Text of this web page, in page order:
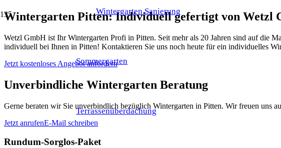
Wintergarten Sanierung
Sommergarten
Terrassenüberdachung
Wintergarten Pitten: Individuell gefertigt von Wetzl
Wetzl GmbH ist Ihr Wintergarten Profi in Pitten. Seit mehr als 20 Jahren sind auf die
individuell bei Ihnen in Pitten! Kontaktieren Sie uns noch heute für ein individuelles
Jetzt kostenloses Angebot anfordern
Unverbindliche Wintergarten Beratung
Gerne beraten wir Sie unverbindlich bezüglich Wintergarten in Pitten. Wir freuen uns
Jetzt anrufenE-Mail schreiben
Rundum-Sorglos-Paket